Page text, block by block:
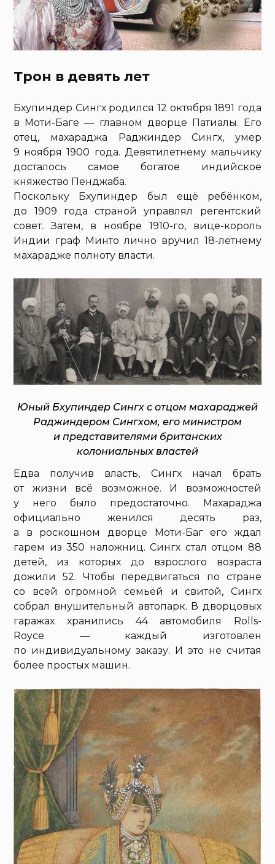
Трон в девять лет
Бхупиндер Сингх родился 12 октября 1891 года
в Моти-Баге — главном дворце Патиалы. Его
отец, махараджа Раджиндер Сингх, умер
9 ноября 1900 года. Девятилетнему мальчику
досталось самое богатое индийское
княжество Пенджаба.
Поскольку Бхупиндер был ещё ребёнком,
до 1909 года страной управлял регентский
совет. Затем, в ноябре 1910-го, вице-король
Индии граф Минто лично вручил 18-летнему
махарадже полноту власти.
Юный Бхупиндер Сингх с отцом махараджей
Раджиндером Сингхом, его министром
и представителями британских
колониальных властей
Едва получив власть, Сингх начал брать
от жизни всё возможное. И возможностей
у него было предостаточно. Махараджа
официально женился десять раз,
а в роскошном дворце Моти-Баг его ждал
гарем из 350 наложниц. Сингх стал отцом 88
детей, из которых до взрослого возраста
дожили 52. Чтобы передвигаться по стране
со всей огромной семьёй и свитой, Сингх
собрал внушительный автопарк. В дворцовых
гаражах хранились 44 автомобиля Rolls-
Royce — каждый изготовлен
по индивидуальному заказу. И это не считая
более простых машин.